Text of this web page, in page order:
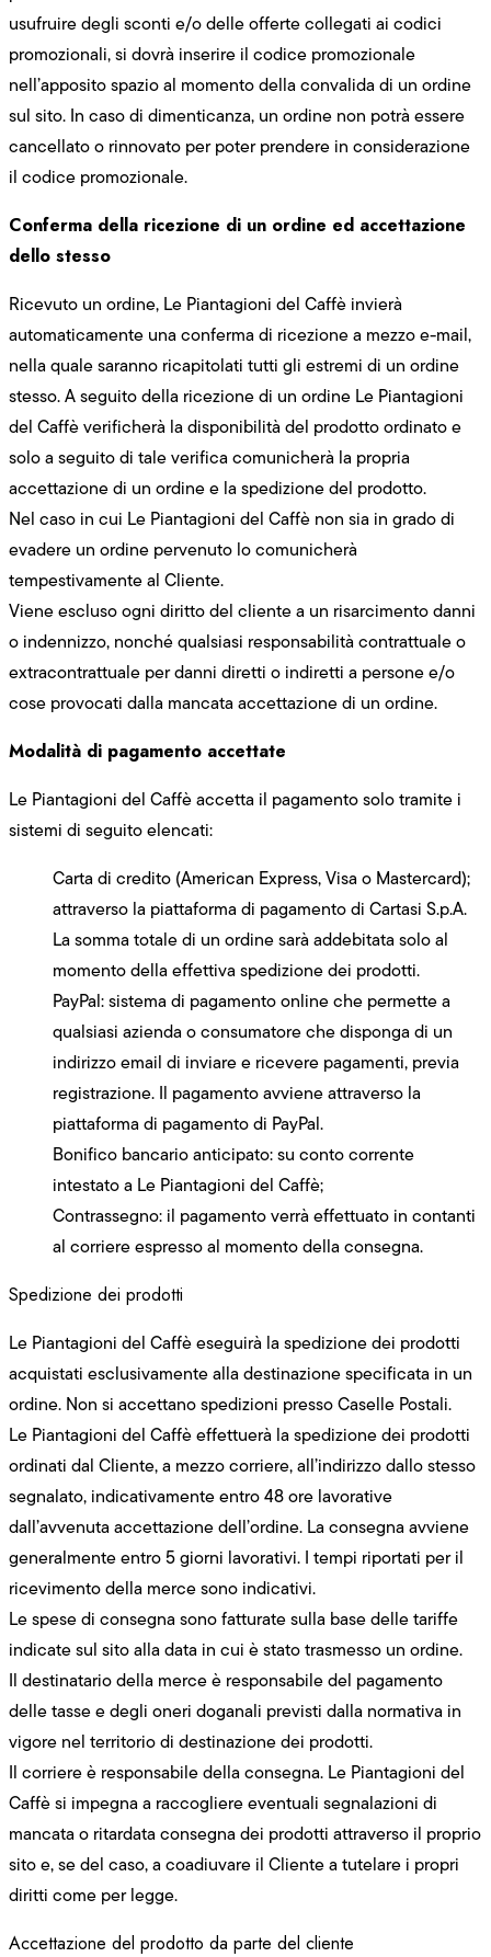
usufruire degli sconti e/o delle offerte collegati ai codici
promozionali, si dovrà inserire il codice promozionale
nell’apposito spazio al momento della convalida di un ordine
sul sito. In caso di dimenticanza, un ordine non potrà essere
cancellato o rinnovato per poter prendere in considerazione
il codice promozionale.
Conferma della ricezione di un ordine ed accettazione
dello stesso
Ricevuto un ordine, Le Piantagioni del Caffè invierà
automaticamente una conferma di ricezione a mezzo e-mail,
nella quale saranno ricapitolati tutti gli estremi di un ordine
stesso. A seguito della ricezione di un ordine Le Piantagioni
del Caffè verificherà la disponibilità del prodotto ordinato e
solo a seguito di tale verifica comunicherà la propria
accettazione di un ordine e la spedizione del prodotto.
Nel caso in cui Le Piantagioni del Caffè non sia in grado di
evadere un ordine pervenuto lo comunicherà
tempestivamente al Cliente.
Viene escluso ogni diritto del cliente a un risarcimento danni
o indennizzo, nonché qualsiasi responsabilità contrattuale o
extracontrattuale per danni diretti o indiretti a persone e/o
cose provocati dalla mancata accettazione di un ordine.
Modalità di pagamento accettate
Le Piantagioni del Caffè accetta il pagamento solo tramite i
sistemi di seguito elencati:
Carta di credito (American Express, Visa o Mastercard);
attraverso la piattaforma di pagamento di Cartasi S.p.A.
La somma totale di un ordine sarà addebitata solo al
momento della effettiva spedizione dei prodotti.
PayPal: sistema di pagamento online che permette a
qualsiasi azienda o consumatore che disponga di un
indirizzo email di inviare e ricevere pagamenti, previa
registrazione. Il pagamento avviene attraverso la
piattaforma di pagamento di PayPal.
Bonifico bancario anticipato: su conto corrente
intestato a Le Piantagioni del Caffè;
Contrassegno: il pagamento verrà effettuato in contanti
al corriere espresso al momento della consegna.
Spedizione dei prodotti
Le Piantagioni del Caffè eseguirà la spedizione dei prodotti
acquistati esclusivamente alla destinazione specificata in un
ordine. Non si accettano spedizioni presso Caselle Postali.
Le Piantagioni del Caffè effettuerà la spedizione dei prodotti
ordinati dal Cliente, a mezzo corriere, all’indirizzo dallo stesso
segnalato, indicativamente entro 48 ore lavorative
dall’avvenuta accettazione dell’ordine. La consegna avviene
generalmente entro 5 giorni lavorativi. I tempi riportati per il
ricevimento della merce sono indicativi.
Le spese di consegna sono fatturate sulla base delle tariffe
indicate sul sito alla data in cui è stato trasmesso un ordine.
Il destinatario della merce è responsabile del pagamento
delle tasse e degli oneri doganali previsti dalla normativa in
vigore nel territorio di destinazione dei prodotti.
Il corriere è responsabile della consegna. Le Piantagioni del
Caffè si impegna a raccogliere eventuali segnalazioni di
mancata o ritardata consegna dei prodotti attraverso il proprio
sito e, se del caso, a coadiuvare il Cliente a tutelare i propri
diritti come per legge.
Accettazione del prodotto da parte del cliente